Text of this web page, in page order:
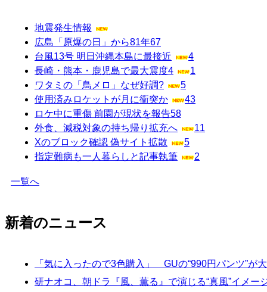
地震発生情報
広島「原爆の日」から81年67
台風13号 明日沖縄本島に最接近
4
長崎・熊本・鹿児島で最大震度4
1
ワタミの「鳥メロ」なぜ好調?
5
使用済みロケットが月に衝突か
43
ロケ中に重傷 前園が現状を報告58
外食、減税対象の持ち帰り拡充へ
11
Xのブロック確認 偽サイト拡散
5
指定難病も一人暮らしと記事執筆
2
一覧へ
新着のニュース
「気に入ったので3色購入」 GUの“990円パンツ”
研ナオコ、朝ドラ『風、薫る』で演じる“真風”イメー